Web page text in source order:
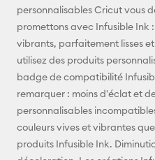
personnalisables Cricut vous
promettons avec Infusible Ink
vibrants, parfaitement lisses
utilisez des produits
badge de compatibilité
remarquer : moins d'éclat et
personnalisables
couleurs vives et vibrantes
produits Infusible Ink.